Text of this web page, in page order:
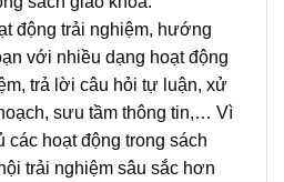
động trải nghiệm, hướng
với nhiều dạng hoạt động
trả lời câu hỏi tự luận, xử
sưu tầm thông tin,… Vì
các hoạt động trong sách
trải nghiệm sâu sắc hơn